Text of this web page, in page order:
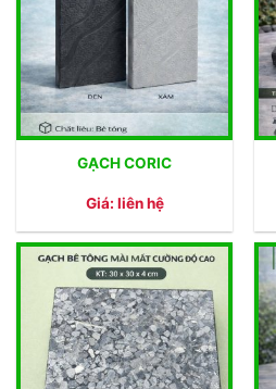
GẠCH CORIC
Giá: liên hệ